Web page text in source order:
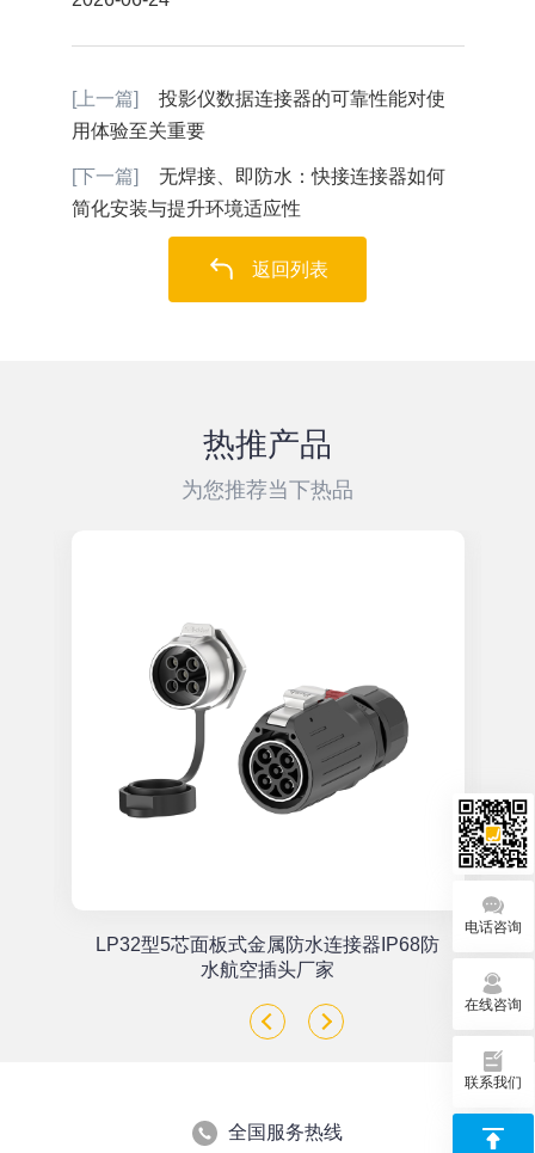
[上一篇]
​投影仪数据连接器的可靠性能对使
用体验至关重要
[下一篇]
无焊接、即防水：快接连接器如何
简化安装与提升环境适应性
返回列表
热推产品
为您推荐当下热品
LP32型5芯面板式金属防水连接器IP68防
水航空插头厂家
全国服务热线
电话咨询
在线咨询
联系我们